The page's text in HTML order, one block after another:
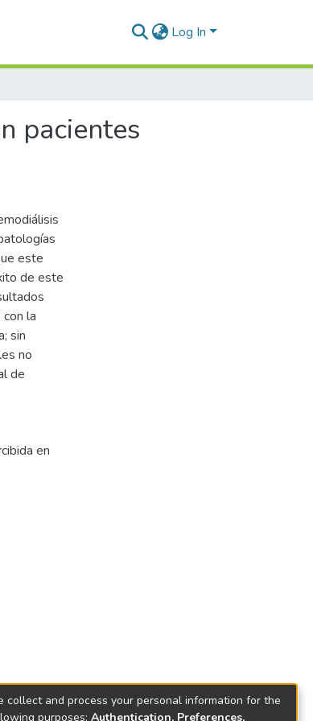
Log In
pacientes
este
de este
la
sin
no
de
en
collect and process your personal information for the
purposes: Authentication, Preferences,